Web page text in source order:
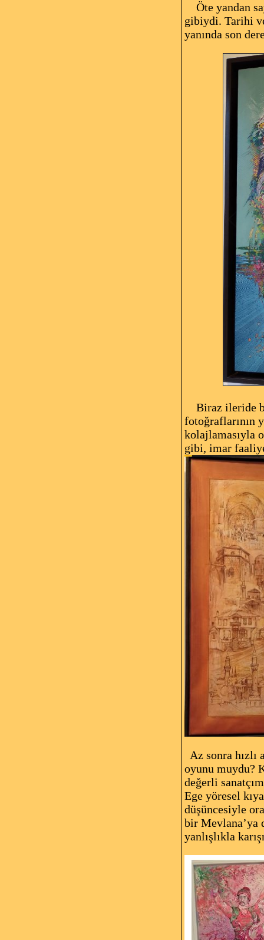
Öte yandan
gibiydi. Tarihi
yanında son
Biraz ileride
fotoğraflarının
kolajlamasıyla
gibi, imar
Az sonra hızlı
oyunu muydu?
değerli
Ege yöresel
düşüncesiyle
bir Mevlana’ya
yanlışlıkla